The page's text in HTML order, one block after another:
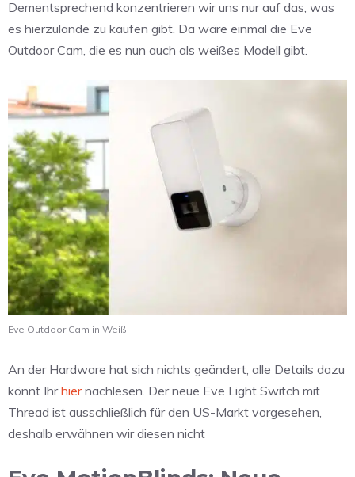
Dementsprechend konzentrieren wir uns nur auf das, was
es hierzulande zu kaufen gibt. Da wäre einmal die Eve
Outdoor Cam, die es nun auch als weißes Modell gibt.
Eve Outdoor Cam in Weiß
An der Hardware hat sich nichts geändert, alle Details dazu
könnt Ihrhiernachlesen. Der neue Eve Light Switch mit
Thread ist ausschließlich für den US-Markt vorgesehen,
deshalb erwähnen wir diesen nicht